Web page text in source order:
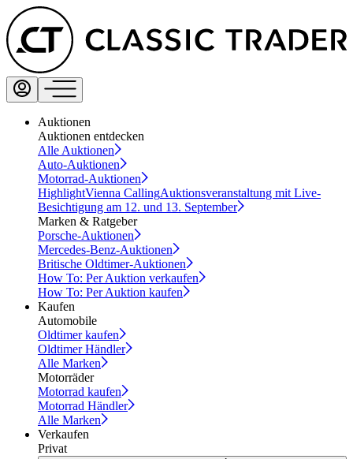
Auktionen
Auktionen entdecken
Alle Auktionen
Auto-Auktionen
Motorrad-Auktionen
HighlightVienna CallingAuktionsveranstaltung mit Live-
Besichtigung am 12. und 13. September
Marken & Ratgeber
Porsche-Auktionen
Mercedes-Benz-Auktionen
Britische Oldtimer-Auktionen
How To: Per Auktion verkaufen
How To: Per Auktion kaufen
Kaufen
Automobile
Oldtimer kaufen
Oldtimer Händler
Alle Marken
Motorräder
Motorrad kaufen
Motorrad Händler
Alle Marken
Verkaufen
Privat